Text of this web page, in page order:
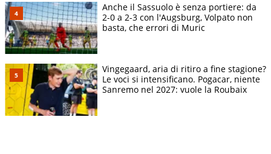
Anche il Sassuolo è senza portiere: da
2-0 a 2-3 con l'Augsburg, Volpato non
basta, che errori di Muric
Vingegaard, aria di ritiro a fine stagione?
Le voci si intensificano. Pogacar, niente
Sanremo nel 2027: vuole la Roubaix